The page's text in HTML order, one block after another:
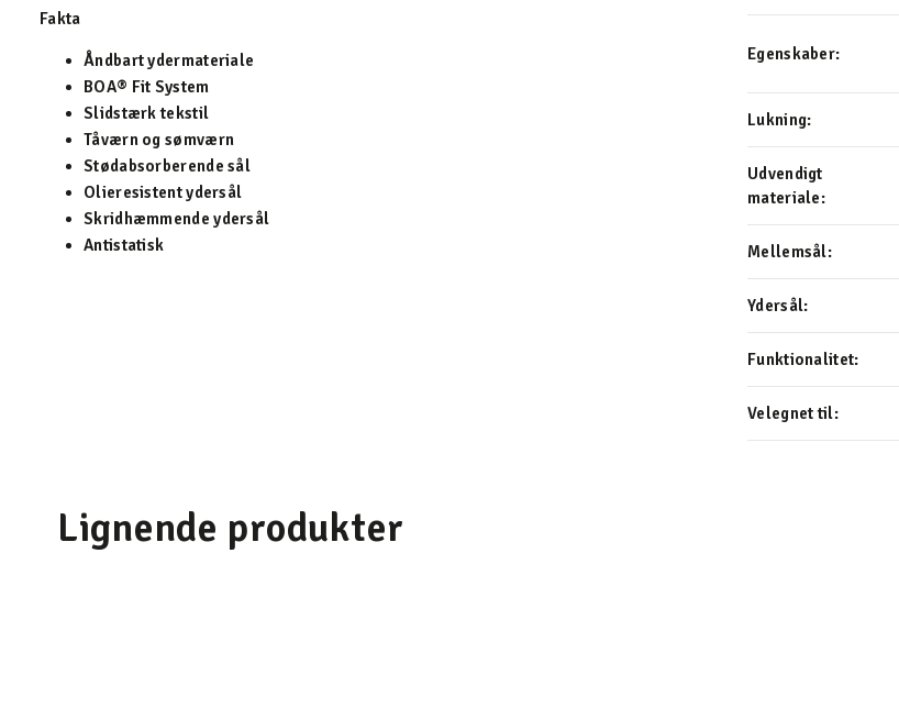
Fakta
Åndbart ydermateriale
BOA® Fit System
Slidstærk tekstil
Tåværn og sømværn
Stødabsorberende sål
Olieresistent ydersål
Skridhæmmende ydersål
Antistatisk
Egenskaber:
Lukning:
Udvendigt
materiale:
Mellemsål:
Ydersål:
Funktionalitet:
Velegnet til:
Lignende produkter